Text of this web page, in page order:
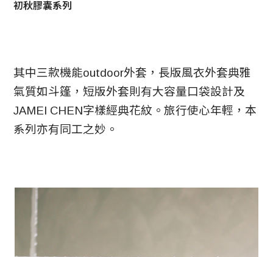
初秋膠囊系列
其中三款機能outdoor外套，長版風衣外套典雅
氣質如斗篷，短版外套則有大容量口袋設計及
JAMEI CHEN字樣經典花紋。旅行使心年輕，本
系列亦有同工之妙。